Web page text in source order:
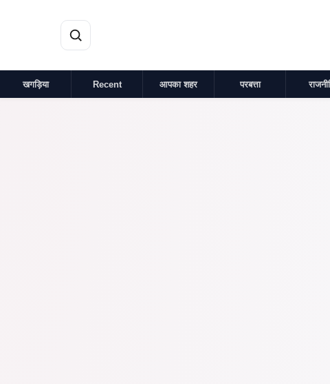
खगड़िया Recent आपका शहर परबत्ता